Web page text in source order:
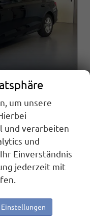
Doppelkupplungsgetriebe (DSG)
[1Z1Z] Black Magic Metallic
Details
um unsere
und verarbeiten
und
Einverständnis
jederzeit mit
Einstellungen